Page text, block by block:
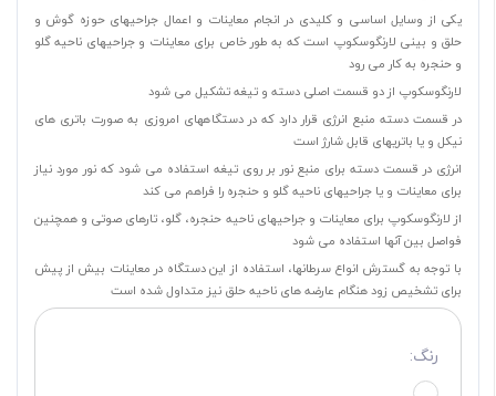
یکی از وسایل اساسی و کلیدی در انجام معاینات و اعمال جراحیهای حوزه گوش و
حلق و بینی لارنگوسکوپ است که به طور خاص برای معاینات و جراحیهای ناحیه گلو
و حنجره به کار می رود
لارنگوسکوپ از دو قسمت اصلی دسته و تیغه تشکیل می شود
در قسمت دسته منبع انرژی قرار دارد که در دستگاههای امروزی به صورت باتری های
نیکل و یا باتریهای قابل شارژ است
انرژی در قسمت دسته برای منبع نور بر روی تیغه استفاده می شود که نور مورد نیاز
برای معاینات و یا جراحیهای ناحیه گلو و حنجره را فراهم می کند
از لارنگوسکوپ برای معاینات و جراحیهای ناحیه حنجره، گلو، تارهای صوتی و همچنین
فواصل بین آنها استفاده می شود
با توجه به گسترش انواع سرطانها، استفاده از این دستگاه در معاینات بیش از پیش
برای تشخیص زود هنگام عارضه های ناحیه حلق نیز متداول شده است
رنگ: